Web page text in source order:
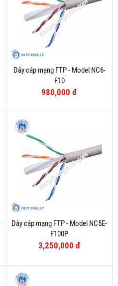
Dây cáp mạng FTP - Model NC6-
F10
980,000 đ
Dây cáp mạng FTP - Model NC5E-
F100P
3,250,000 đ